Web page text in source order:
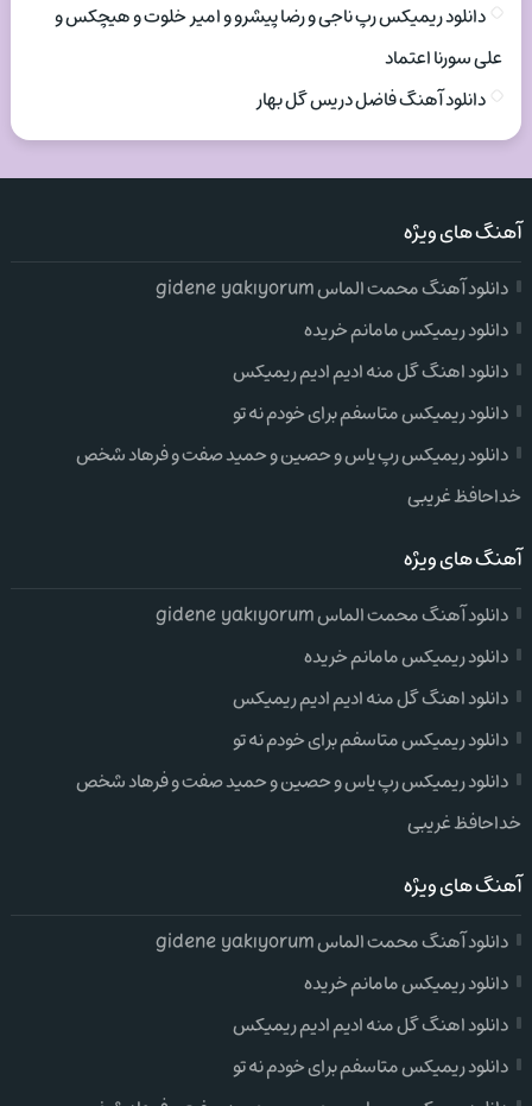
دانلود ریمیکس رپ ناجی و رضا پیشرو و امیر خلوت و هیچکس و
علی سورنا اعتماد
دانلود آهنگ فاضل دریس گل بهار
آهنگ های ویژه
دانلود آهنگ محمت الماس gidene yakıyorum
دانلود ریمیکس مامانم خریده
دانلود اهنگ گل منه ادیم ادیم ریمیکس
دانلود ریمیکس متاسفم برای خودم نه تو
دانلود ریمیکس رپ یاس و حصین و حمید صفت و فرهاد شخص
خداحافظ غریبی
آهنگ های ویژه
دانلود آهنگ محمت الماس gidene yakıyorum
دانلود ریمیکس مامانم خریده
دانلود اهنگ گل منه ادیم ادیم ریمیکس
دانلود ریمیکس متاسفم برای خودم نه تو
دانلود ریمیکس رپ یاس و حصین و حمید صفت و فرهاد شخص
خداحافظ غریبی
آهنگ های ویژه
دانلود آهنگ محمت الماس gidene yakıyorum
دانلود ریمیکس مامانم خریده
دانلود اهنگ گل منه ادیم ادیم ریمیکس
دانلود ریمیکس متاسفم برای خودم نه تو